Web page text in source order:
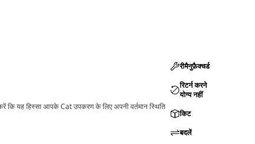
कि यह हिस्सा आपके Cat उपकरण के लिए अपनी वर्तमान स्थिति
रीमैनुफ़ैक्चर्ड
रिटर्न करने
योग्य नहीं
किट
बदलें